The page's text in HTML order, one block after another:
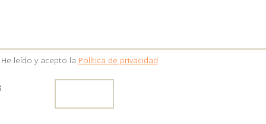
He leído y acepto la Política de privacidad